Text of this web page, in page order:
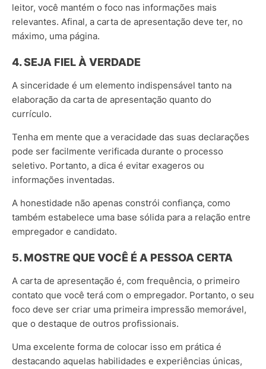
leitor, você mantém o foco nas informações mais
relevantes. Afinal, a carta de apresentação deve ter, no
máximo, uma página.
4. SEJA FIEL À VERDADE
A sinceridade é um elemento indispensável tanto na
elaboração da carta de apresentação quanto do
currículo.
Tenha em mente que a veracidade das suas declarações
pode ser facilmente verificada durante o processo
seletivo. Portanto, a dica é evitar exageros ou
informações inventadas.
A honestidade não apenas constrói confiança, como
também estabelece uma base sólida para a relação entre
empregador e candidato.
5. MOSTRE QUE VOCÊ É A PESSOA CERTA
A carta de apresentação é, com frequência, o primeiro
contato que você terá com o empregador. Portanto, o seu
foco deve ser criar uma primeira impressão memorável,
que o destaque de outros profissionais.
Uma excelente forma de colocar isso em prática é
destacando aquelas habilidades e experiências únicas,